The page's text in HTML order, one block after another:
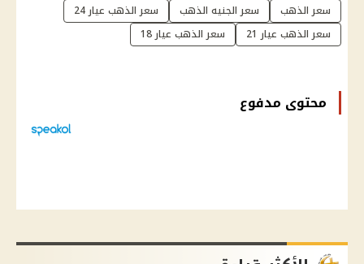
سعر الذهب سعر الجنيه الذهب
سعر الذهب عيار 24
سعر الذهب عيار 21
سعر الذهب عيار 18
محتوى مدفوع